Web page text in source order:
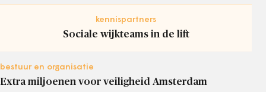
kennispartners
Sociale wijkteams in de lift
bestuur en organisatie
Extra miljoenen voor veiligheid Amsterdam